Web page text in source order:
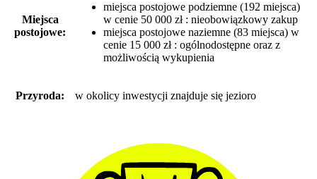
Miejsca
postojowe:
miejsca postojowe podziemne (192 miejsca)
w cenie 50 000 zł : nieobowiązkowy zakup
miejsca postojowe naziemne (83 miejsca) w
cenie 15 000 zł : ogólnodostępne oraz z
możliwością wykupienia
Przyroda: w okolicy inwestycji znajduje się jezioro